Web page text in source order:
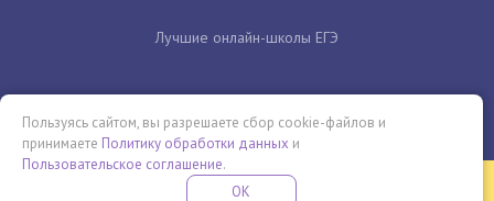
Лучшие онлайн-школы ЕГЭ
Бесплатная летняя школа
Пользуясь сайтом, вы разрешаете сбор cookie-файлов и
принимаете Политику обработки данных и
Пользовательское соглашение.
OK